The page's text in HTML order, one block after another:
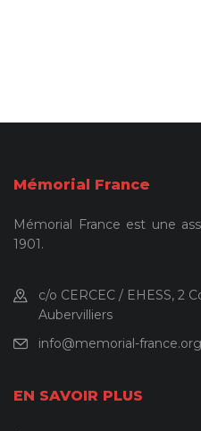
Mémorial France
Mémorial France est une
1901.
c/o CERCEC / EHESS, 2
Aubervilliers
info@memorial-france.org
EN SAVOIR PLUS